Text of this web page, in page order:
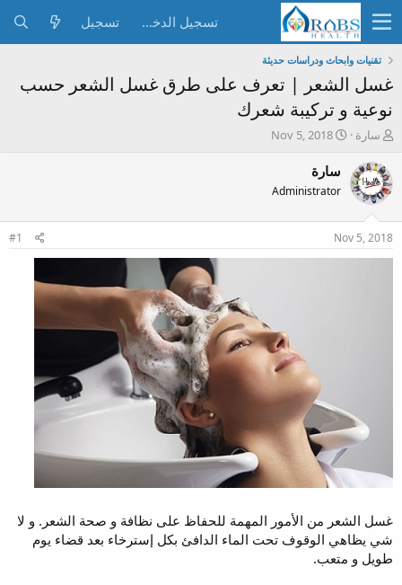
تسجيل الدخول تسجيل
تقنيات وابحاث ودراسات حديثة
غسل الشعر | تعرف على طرق غسل الشعر حسب
نوعية و تركيبة شعرك
ب
د
ئ
ا
م
و
ض
سارة
ت
خ
د
Nov 5, 2018
سارة
Administrator
Nov 5, 2018
#1
غسل الشعر من الأمور المهمة للحفاظ على نظافة و صحة الشعر. و لا
شي يظاهي الوقوف تحت الماء الدافئ بكل إسترخاء بعد قضاء يوم
طويل و متعب.